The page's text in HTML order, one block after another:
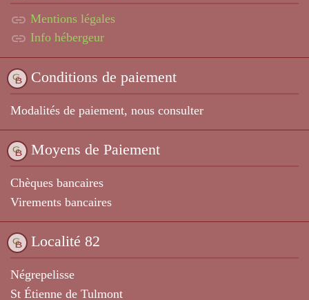
link Mentions légales
link Info hébergeur
Conditions de paiement
Modalités de paiement, nous consulter
Moyens de Paiement
Chèques bancaires
Virements bancaires
Localité 82
Négrepelisse
St Étienne de Tulmont